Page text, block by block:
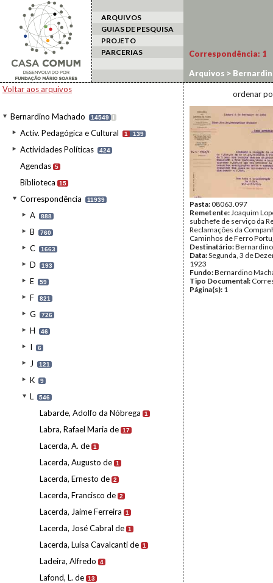
ARQUIVOS
GUIAS DE PESQUISA
PROJETO
PARCERIAS
Voltar aos arquivos
Bernardino Machado 14549 I
Activ. Pedagógica e Cultural 1 139
Actividades Políticas 424
Agendas 5
Biblioteca 15
Correspondência 11939
A 888
B 760
C 1663
D 193
E 59
F 821
G 726
H 46
I 6
J 121
K 9
L 546
Labarde, Adolfo da Nóbrega 1
Labra, Rafael Maria de 17
Lacerda, A. de 1
Lacerda, Augusto de 1
Lacerda, Ernesto de 2
Lacerda, Francisco de 2
Lacerda, Jaime Ferreira 1
Lacerda, José Cabral de 1
Lacerda, Luísa Cavalcanti de 1
Ladeira, Alfredo 4
Lafond, L. de 13
Correspondência: 1
Arquivos >
ordenar
Pasta:08063.097
Remetente:Joaquim
subchefe de serviço da
Reclamações da
Caminhos de Ferro
Destinatário:
Data:Segunda, 3 de
1923
Fundo:Bernardino
Tipo Documental:
Página(s): 1